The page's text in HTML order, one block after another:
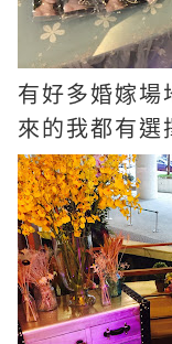
有好多婚嫁場
來的我都有選